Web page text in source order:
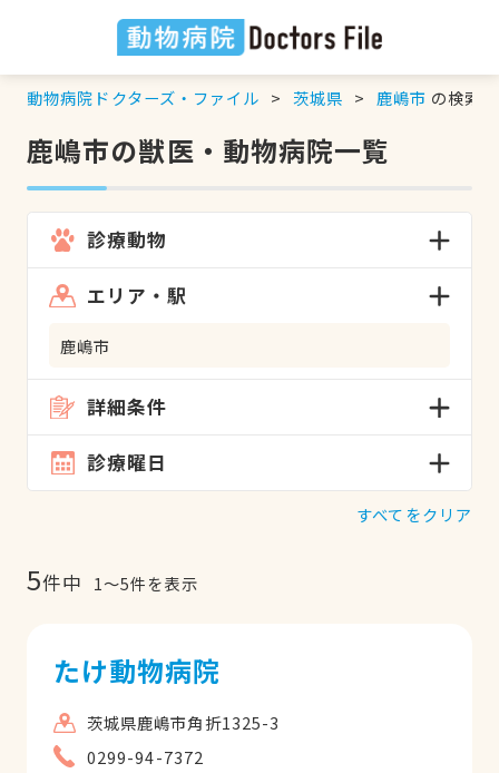
動物病院ドクターズ・ファイル 茨城県 鹿嶋市 の検索
鹿嶋市の獣医・動物病院一覧
診療動物
エリア・駅
鹿嶋市
詳細条件
診療曜日
すべてをクリア
5件中 1〜5件を表示
たけ動物病院
茨城県鹿嶋市角折1325-3
0299-94-7372